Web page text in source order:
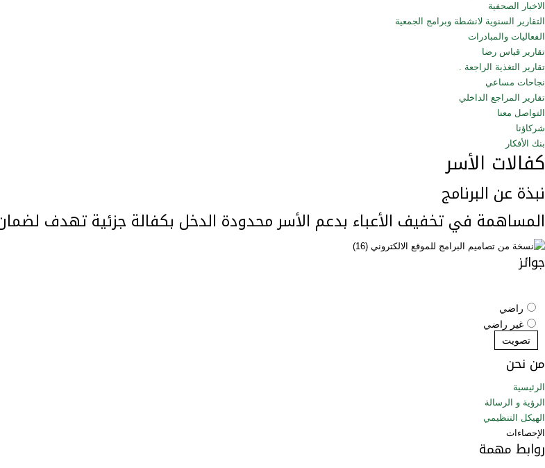
الاخبار الصحفية
التقارير السنوية لانشطة وبرامج الجمعية
الفعاليات والمبادرات
تقارير قياس رضا
تقارير التغذية الراجعة .
نجاحات مساعي
تقارير المراجع الداخلي
التواصل معنا
شركاؤنا
بنك الأفكار
كفالات الأسر
نبذة عن البرنامج
المساهمة في تخفيف الأعباء بدعم الأسر محدودة الدخل بكفالة جزئية تهدف
جوائز
راضي
غير راضي
تصويت
من نحن
الرئيسية
الرؤية و الرسالة
الهيكل التنظيمي
الإحصاءات
روابط مهمة